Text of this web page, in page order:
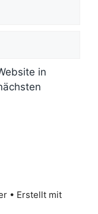
in
• Erstellt mit